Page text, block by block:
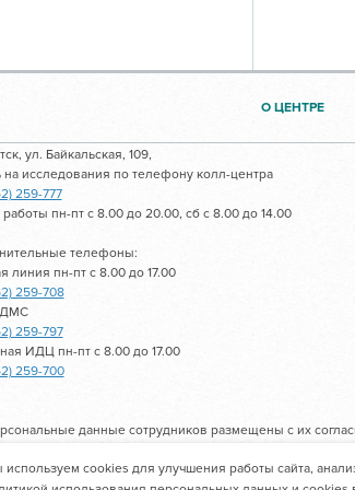
О ЦЕНТРЕ
ул. Байкальская, 109,
на исследования по телефону колл-центра
259-777
пн-пт с 8.00 до 20.00, сб с 8.00 до 14.00
телефоны:
линия пн-пт с 8.00 до 17.00
259-708
ДМС
259-797
ИДЦ пн-пт с 8.00 до 17.00
259-700
данные сотрудников размещены с их
государственное автономное
cookies для улучшения работы сайта,